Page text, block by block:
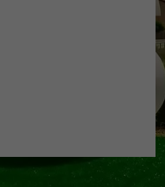
Questi cookie
sono necessari